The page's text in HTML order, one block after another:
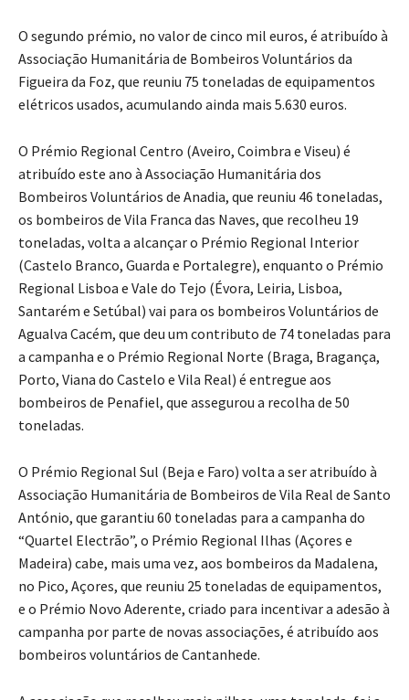
O segundo prémio, no valor de cinco mil euros, é atribuído à
Associação Humanitária de Bombeiros Voluntários da
Figueira da Foz, que reuniu 75 toneladas de equipamentos
elétricos usados, acumulando ainda mais 5.630 euros.
O Prémio Regional Centro (Aveiro, Coimbra e Viseu) é
atribuído este ano à Associação Humanitária dos
Bombeiros Voluntários de Anadia, que reuniu 46 toneladas,
os bombeiros de Vila Franca das Naves, que recolheu 19
toneladas, volta a alcançar o Prémio Regional Interior
(Castelo Branco, Guarda e Portalegre), enquanto o Prémio
Regional Lisboa e Vale do Tejo (Évora, Leiria, Lisboa,
Santarém e Setúbal) vai para os bombeiros Voluntários de
Agualva Cacém, que deu um contributo de 74 toneladas para
a campanha e o Prémio Regional Norte (Braga, Bragança,
Porto, Viana do Castelo e Vila Real) é entregue aos
bombeiros de Penafiel, que assegurou a recolha de 50
toneladas.
O Prémio Regional Sul (Beja e Faro) volta a ser atribuído à
Associação Humanitária de Bombeiros de Vila Real de Santo
António, que garantiu 60 toneladas para a campanha do
“Quartel Electrão”, o Prémio Regional Ilhas (Açores e
Madeira) cabe, mais uma vez, aos bombeiros da Madalena,
no Pico, Açores, que reuniu 25 toneladas de equipamentos,
e o Prémio Novo Aderente, criado para incentivar a adesão à
campanha por parte de novas associações, é atribuído aos
bombeiros voluntários de Cantanhede.